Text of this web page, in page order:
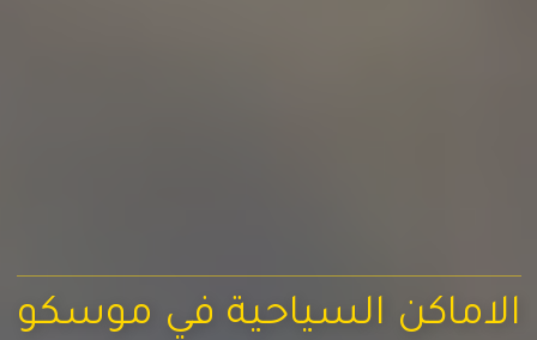
الاماكن السياحية في موسكو